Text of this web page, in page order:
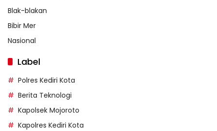
Blak-blakan
Bibir Mer
Nasional
Label
Polres Kediri Kota
Berita Teknologi
Kapolsek Mojoroto
Kapolres Kediri Kota